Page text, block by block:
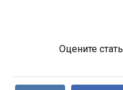
Оцените